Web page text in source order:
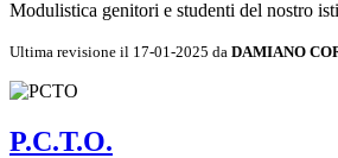
Modulistica genitori e studenti del nostro
Ultima revisione il 17-01-2025 da DAMIANO
P.C.T.O.